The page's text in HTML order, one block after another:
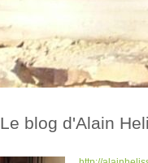
Le blog d'Alain